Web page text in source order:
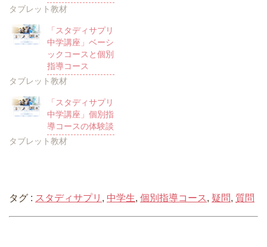
タブレット教材
「スタディサプリ
中学講座」ベーシ
ックコースと個別
指導コース
タブレット教材
「スタディサプリ
中学講座」個別指
導コースの体験談
タブレット教材
タグ : スタディサプリ , 中学生, 個別指導コース , 疑問, 質問